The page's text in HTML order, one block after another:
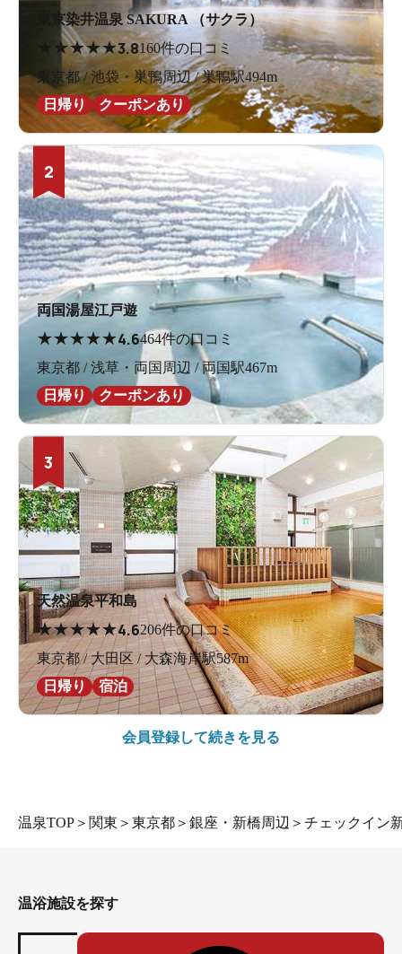
東京染井温泉 SAKURA （サクラ）
★★★★3.8160件の口コミ
東京都 / 池袋・巣鴨周辺 / 巣鴨駅494m
日帰り
クーポンあり
2
両国湯屋江戸遊
★★★★★4.6464件の口コミ
東京都 / 浅草・両国周辺 / 両国駅467m
日帰り
クーポンあり
3
天然温泉平和島
★★★★★4.6206件の口コミ
東京都 / 大田区 / 大森海岸駅587m
日帰り
宿泊
会員登録して続きを見る
温泉TOP ＞ 関東 ＞ 東京都 ＞ 銀座・新橋周辺 ＞ チェックイン
温浴施設を探す